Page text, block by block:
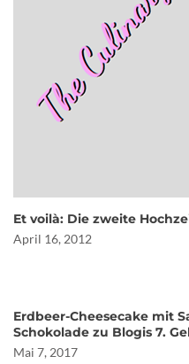
Et voilà: Die zweite
April 16, 2012
Erdbeer-Cheesecake mit
Schokolade zu Blogis 7.
Mai 7, 2017